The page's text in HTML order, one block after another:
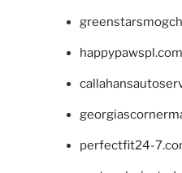
happypawspl.com
perfectfit24-